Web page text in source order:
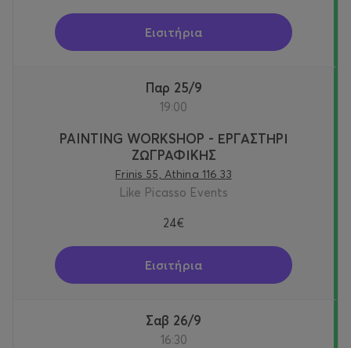
Εισιτήρια
Παρ 25/9
19:00
PAINTING WORKSHOP - ΕΡΓΑΣΤΗΡΙ
ΖΩΓΡΑΦΙΚΗΣ
Frinis 55, Athina 116 33
Like Picasso Events
24€
Εισιτήρια
Σαβ 26/9
16:30